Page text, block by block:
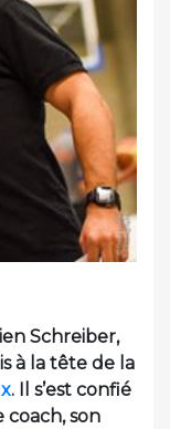
Schreiber,
à la tête de la
. Il s’est confié
coach, son